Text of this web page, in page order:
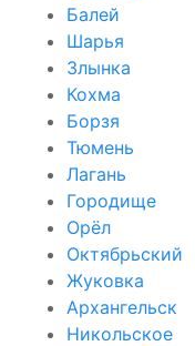
Балей
Шарья
Злынка
Кохма
Борзя
Тюмень
Лагань
Городище
Орёл
Октябрьский
Жуковка
Архангельск
Никольское